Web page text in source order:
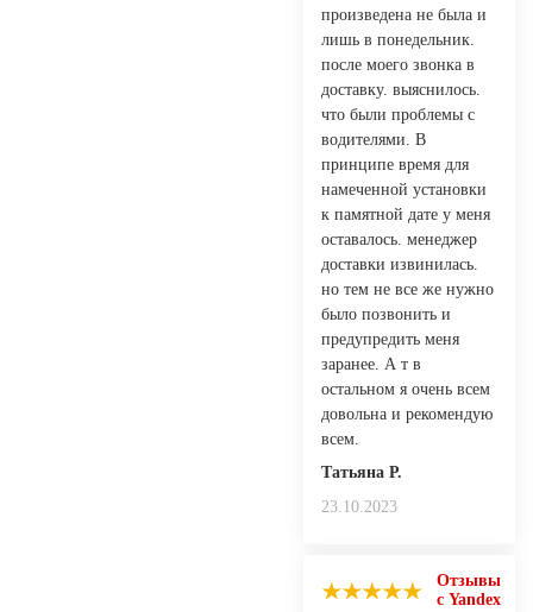
произведена не была и
лишь в понедельник.
после моего звонка в
доставку. выяснилось.
что были проблемы с
водителями. В
принципе время для
намеченной установки
к памятной дате у меня
оставалось. менеджер
доставки извинилась.
но тем не все же нужно
было позвонить и
предупредить меня
заранее. А т в
остальном я очень всем
довольна и рекомендую
всем.
Татьяна Р.
23.10.2023
Отзывы
с Yandex